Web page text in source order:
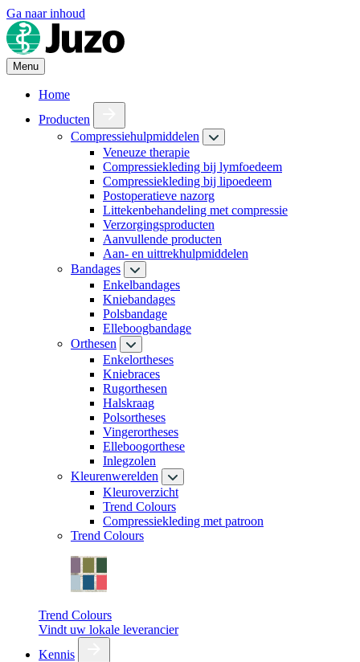
Ga naar inhoud
Menu
Home
Producten
Compressiehulpmiddelen
Veneuze therapie
Compressiekleding bij lymfoedeem
Compressiekleding bij lipoedeem
Postoperatieve nazorg
Littekenbehandeling met compressie
Verzorgingsproducten
Aanvullende producten
Aan- en uittrekhulpmiddelen
Bandages
Enkelbandages
Kniebandages
Polsbandage
Elleboogbandage
Orthesen
Enkelortheses
Kniebraces
Rugorthesen
Halskraag
Polsortheses
Vingerortheses
Elleboogorthese
Inlegzolen
Kleurenwerelden
Kleuroverzicht
Trend Colours
Compressiekleding met patroon
Trend Colours
Trend Colours
Vindt uw lokale leverancier
Kennis